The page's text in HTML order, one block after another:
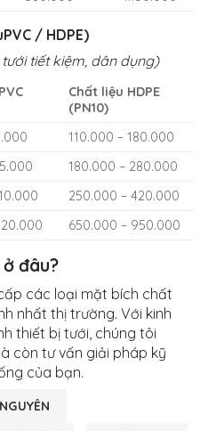
/ HDPE)
tiết kiệm, dân dụng)
Chất liệu HDPE
(PN10)
110.000 – 180.000
180.000 – 280.000
250.000 – 420.000
650.000 – 950.000
đâu?
các loại mặt bích chất
nhất thị trường. Với kinh
thiết bị tưới, chúng tôi
còn tư vấn giải pháp kỹ
của bạn.